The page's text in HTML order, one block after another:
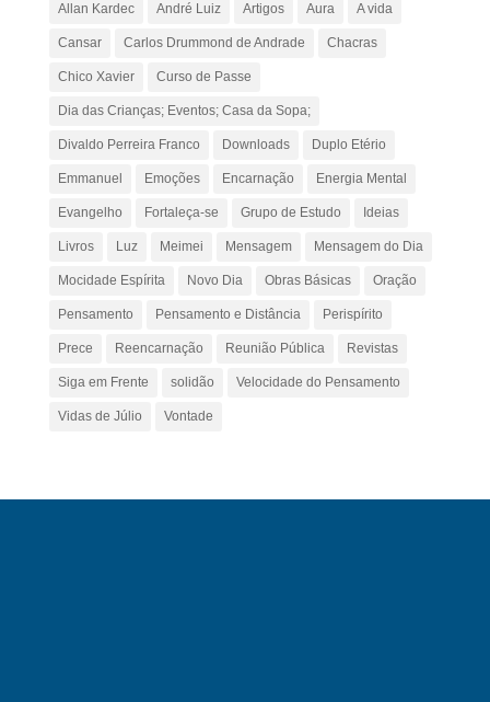
Allan Kardec André Luiz Artigos Aura A vida
Cansar Carlos Drummond de Andrade Chacras
Chico Xavier Curso de Passe
Dia das Crianças; Eventos; Casa da Sopa;
Divaldo Perreira Franco Downloads Duplo Etério
Emmanuel Emoções Encarnação Energia Mental
Evangelho Fortaleça-se Grupo de Estudo Ideias
Livros Luz Meimei Mensagem Mensagem do Dia
Mocidade Espírita Novo Dia Obras Básicas Oração
Pensamento Pensamento e Distância Perispírito
Prece Reencarnação Reunião Pública Revistas
Siga em Frente solidão Velocidade do Pensamento
Vidas de Júlio Vontade